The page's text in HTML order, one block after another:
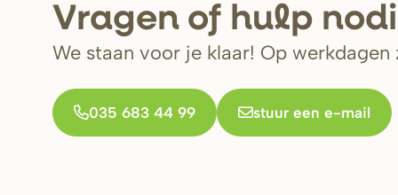
Vragen of hulp
We staan voor je klaar! Op
035 683 44 99 stuur een e-mail